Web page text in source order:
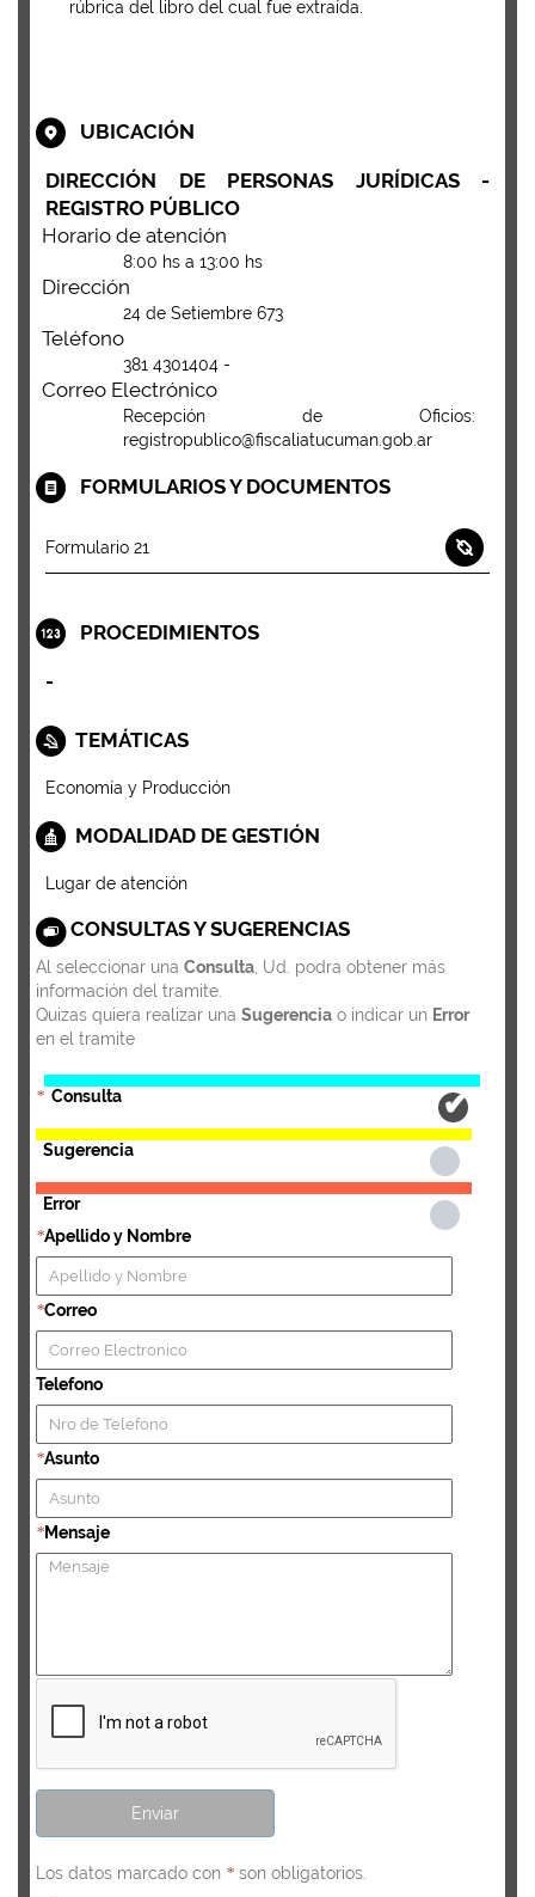
rúbrica del libro del cual fue extraída.
UBICACIÓN
DIRECCIÓN DE PERSONAS JURÍDICAS -
REGISTRO PÚBLICO
Horario de atención
8:00 hs a 13:00 hs
Dirección
24 de Setiembre 673
Teléfono
381 4301404 -
Correo Electrónico
Recepción de Oficios:
registropublico@fiscaliatucuman.gob.ar
FORMULARIOS Y DOCUMENTOS
Formulario 21
PROCEDIMIENTOS
-
TEMÁTICAS
Economía y Producción
MODALIDAD DE GESTIÓN
Lugar de atención
CONSULTAS Y SUGERENCIAS
Al seleccionar una Consulta , Ud. podra obtener más
información del tramite.
Quizas quiera realizar una Sugerencia o indicar un Error
en el tramite
* Consulta
Sugerencia
Error
*Apellido y Nombre
*Correo
Telefono
*Asunto
*Mensaje
Los datos marcado con * son obligatorios.